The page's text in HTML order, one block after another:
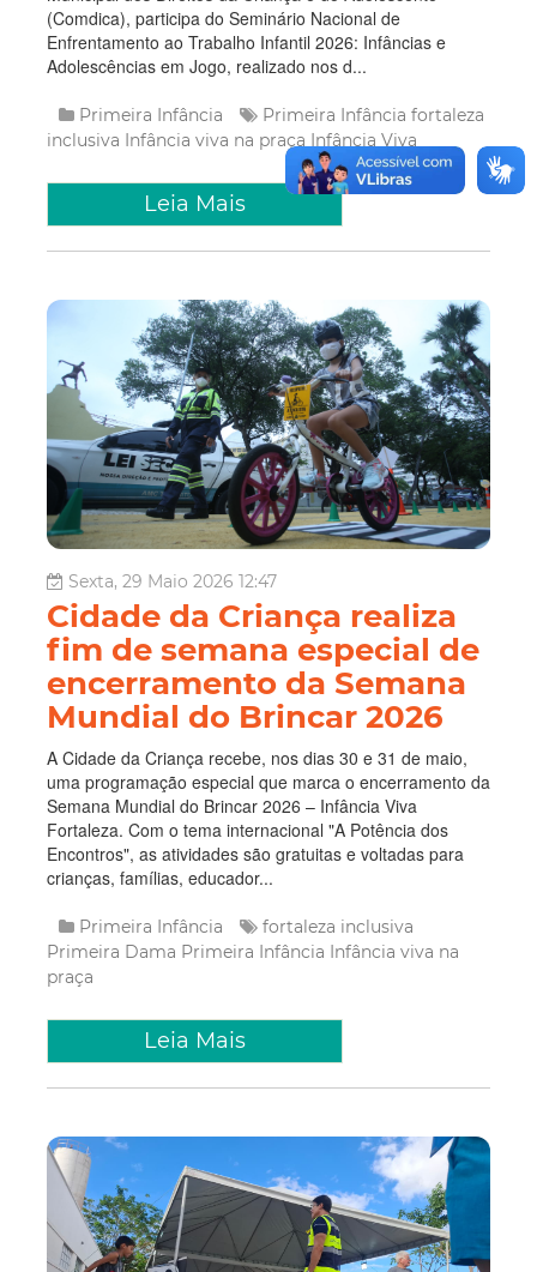
(Comdica), participa do Seminário Nacional de
Enfrentamento ao Trabalho Infantil 2026: Infâncias e
Adolescências em Jogo, realizado nos d...
Primeira Infância Primeira Infância fortaleza
inclusiva Infância viva na praça Infância Viva
Leia Mais
Sexta, 29 Maio 2026 12:47
Cidade da Criança realiza
fim de semana especial de
encerramento da Semana
Mundial do Brincar 2026
A Cidade da Criança recebe, nos dias 30 e 31 de maio,
uma programação especial que marca o encerramento da
Semana Mundial do Brincar 2026 – Infância Viva
Fortaleza. Com o tema internacional "A Potência dos
Encontros", as atividades são gratuitas e voltadas para
crianças, famílias, educador...
Primeira Infância
fortaleza inclusiva
Primeira Dama Primeira Infância Infância viva na
praça
Leia Mais